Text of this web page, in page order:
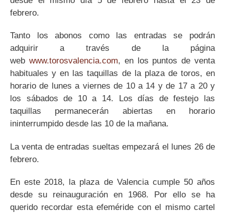
febrero.
Tanto los abonos como las entradas se podrán
adquirir a través de la página
web www.torosvalencia.com, en los puntos de venta
habituales y en las taquillas de la plaza de toros, en
horario de lunes a viernes de 10 a 14 y de 17 a 20 y
los sábados de 10 a 14. Los días de festejo las
taquillas permanecerán abiertas en horario
ininterrumpido desde las 10 de la mañana.
La venta de entradas sueltas empezará el lunes 26 de
febrero.
En este 2018, la plaza de Valencia cumple 50 años
desde su reinauguración en 1968. Por ello se ha
querido recordar esta efeméride con el mismo cartel